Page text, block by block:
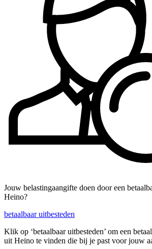
Jouw belastingaangifte doen door een
Heino?
betaalbaar uitbesteden
Klik op ‘betaalbaar uitbesteden’ om een
uit Heino te vinden die bij je past voor jouw